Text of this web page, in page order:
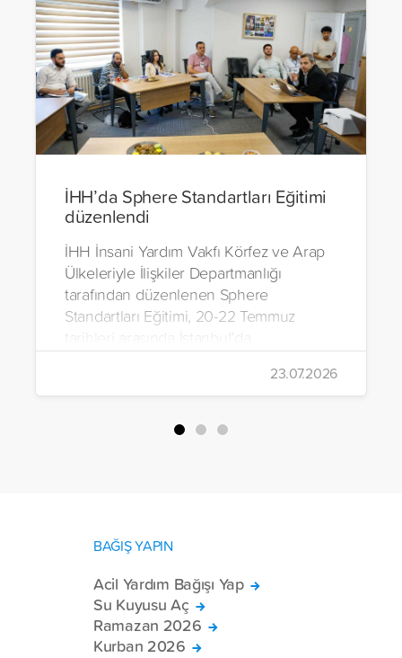
İHH’da Sphere Standartları Eğitimi
düzenlendi
İHH İnsani Yardım Vakfı Körfez ve Arap
Ülkeleriyle İlişkiler Departmanlığı
tarafından düzenlenen Sphere
Standartları Eğitimi, 20-22 Temmuz
gerçekleştirildi.
23.07.2026
BAĞIŞ YAPIN
Acil Yardım Bağışı Yap
Su Kuyusu Aç
Ramazan 2026
Kurban 2026